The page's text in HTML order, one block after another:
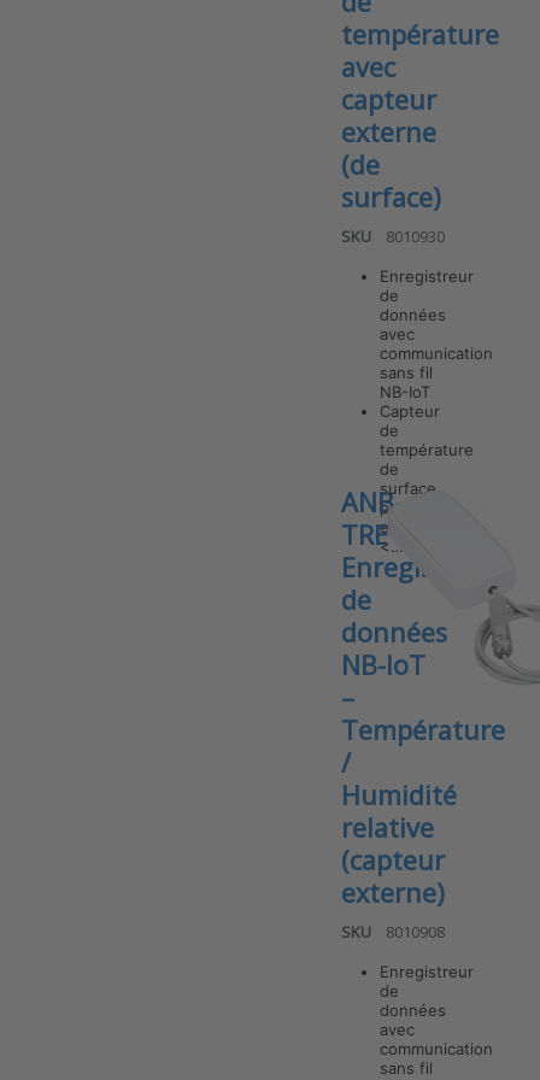
température
avec
capteur
externe
(de
surface)
SKU 8010930
Enregistreur
de
données
avec
communication
sans fil
NB-IoT
Capteur
de
température
de
surface
plat
externe
<…
Press ENTER
for more
options to
ANB-TEX-S1
v7
Enregistreur
de données
NB-IoT –
Mesures de
température
avec capteur
externe (de
surface)
ANB-
TRE v7
Enregistreur
de
données
NB-IoT
–
Température
/
Humidité
relative
(capteur
externe)
SKU 8010908
Enregistreur
de
données
avec
communication
sans fil
Press ENTER
for more